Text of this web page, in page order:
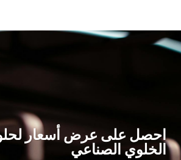
احصل على عرض أسعار
الخلوي الصناعي